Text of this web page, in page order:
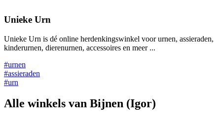
Unieke Urn
Unieke Urn is dé online herdenkingswinkel voor urnen, assieraden,
kinderurnen, dierenurnen, accessoires en meer ...
#urnen
#assieraden
#urn
Alle winkels van Bijnen (Igor)